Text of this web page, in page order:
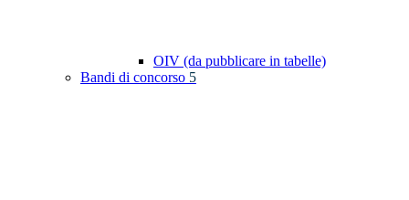
OIV (da pubblicare in tabelle)
Bandi di concorso 5